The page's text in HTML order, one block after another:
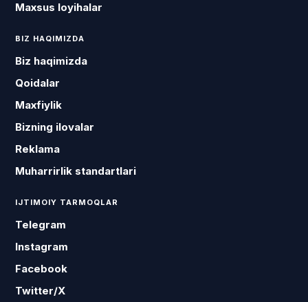
Maxsus loyihalar
BIZ HAQIMIZDA
Biz haqimizda
Qoidalar
Maxfiylik
Bizning ilovalar
Reklama
Muharrirlik standartlari
IJTIMOIY TARMOQLAR
Telegram
Instagram
Facebook
Twitter/X